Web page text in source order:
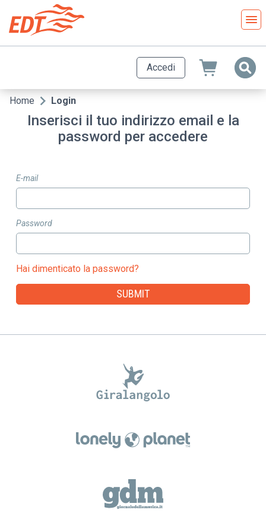
contenuto
principale
Accedi
Briciole
Home Login
Inserisci il tuo indirizzo email e la
password per accedere
E-mail
Password
Hai dimenticato la password?